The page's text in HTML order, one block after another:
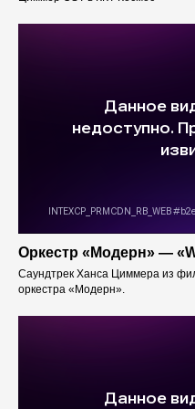
Оркестр «Модерн» —
Саундтрек Ханса Циммера из
оркестра «Модерн».